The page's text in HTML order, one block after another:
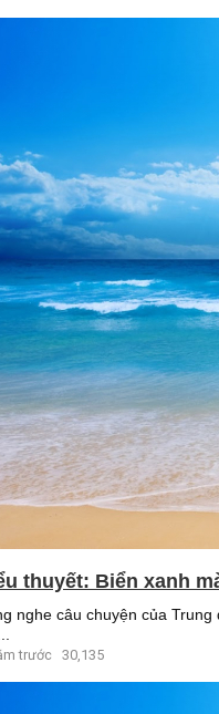
thuyết: Biển xanh
nghe câu chuyện của
trước 30,135